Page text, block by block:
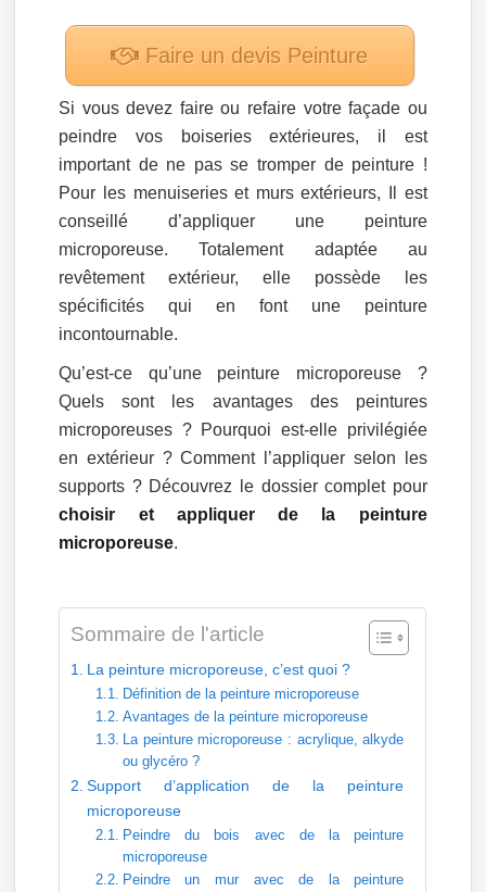
Faire un devis Peinture
Si vous devez faire ou refaire votre façade ou
peindre vos boiseries extérieures, il est
important de ne pas se tromper de peinture !
Pour les menuiseries et murs extérieurs, Il est
conseillé d’appliquer une peinture
microporeuse. Totalement adaptée au
revêtement extérieur, elle possède les
spécificités qui en font une peinture
incontournable.
Qu’est-ce qu’une peinture microporeuse ?
Quels sont les avantages des peintures
microporeuses ? Pourquoi est-elle privilégiée
en extérieur ? Comment l’appliquer selon les
supports ? Découvrez le dossier complet pour
choisir et appliquer de la peinture
microporeuse.
Sommaire de l'article
La peinture microporeuse, c’est quoi ?
Définition de la peinture microporeuse
Avantages de la peinture microporeuse
La peinture microporeuse : acrylique, alkyde
ou glycéro ?
Support d’application de la peinture
microporeuse
Peindre du bois avec de la peinture
microporeuse
Peindre un mur avec de la peinture